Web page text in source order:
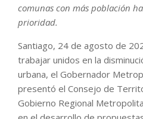
comunas con más población
prioridad.
Santiago, 24 de agosto de
trabajar unidos en la
urbana, el Gobernador
presentó el Consejo de
Gobierno Regional